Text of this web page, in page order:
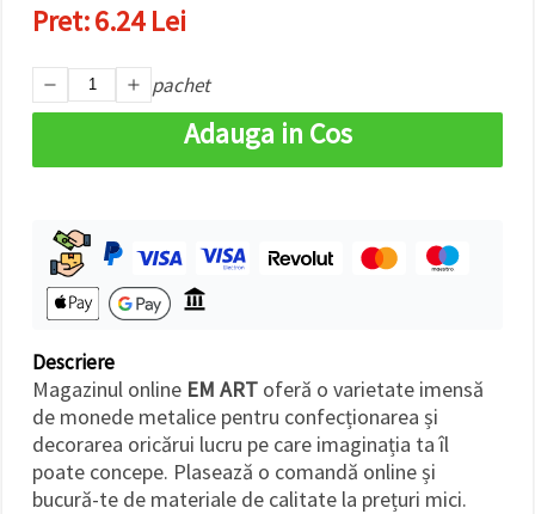
toate!" Sau
în setări
selectând
"Salvați"
Аcceptati
toate!
Setări
Pret:6.24 Lei
pachet
Adauga in Cos
Descriere
Magazinul online EM ART oferă o varietate imensă
de monede metalice pentru confecționarea și
decorarea oricărui lucru pe care imaginația ta îl
poate concepe. Plasează o comandă online și
bucură-te de materiale de calitate la prețuri mici.